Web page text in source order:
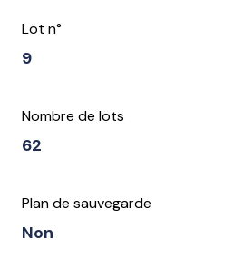
Lot n°
9
Nombre de lots
62
Plan de sauvegarde
Non